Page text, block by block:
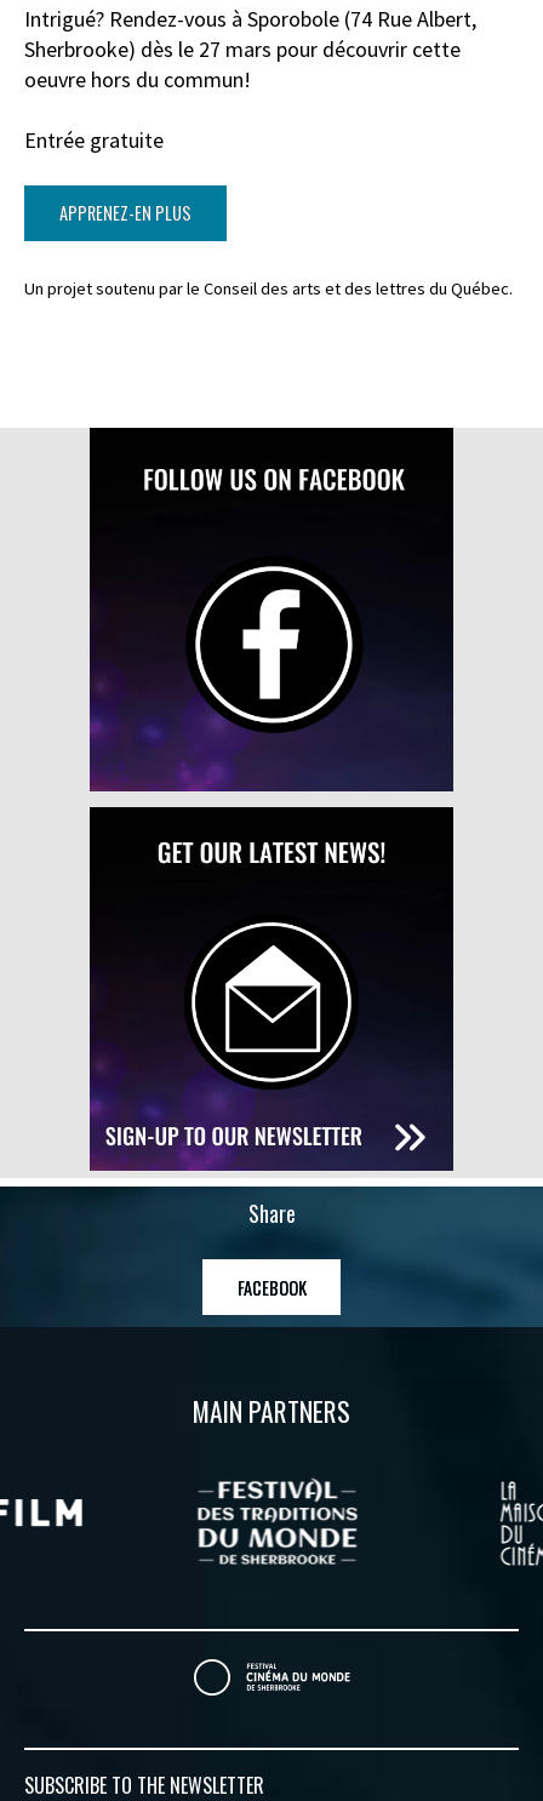
Intrigué? Rendez-vous à Sporobole (74 Rue Albert,
Sherbrooke) dès le 27 mars pour découvrir cette
oeuvre hors du commun!
Entrée gratuite
APPRENEZ-EN PLUS
Un projet soutenu par le Conseil des arts et des lettres du Québec.
Share
FACEBOOK
MAIN PARTNERS
SUBSCRIBE TO THE NEWSLETTER